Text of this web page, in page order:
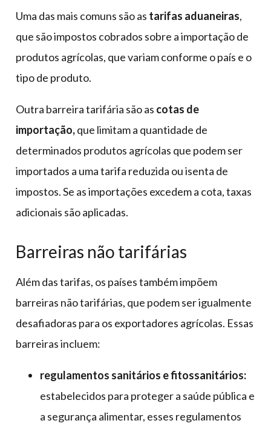
Uma das mais comuns são as tarifas aduaneiras,
que são impostos cobrados sobre a importação de
produtos agrícolas, que variam conforme o país e o
tipo de produto.
Outra barreira tarifária são as cotas de
importação,que limitam a quantidade de
determinados produtos agrícolas que podem ser
importados a uma tarifa reduzida ou isenta de
impostos. Se as importações excedem a cota, taxas
adicionais são aplicadas.
Barreiras não tarifárias
Além das tarifas, os países também impõem
barreiras não tarifárias, que podem ser igualmente
desafiadoras para os exportadores agrícolas. Essas
barreiras incluem:
regulamentos sanitários e fitossanitários:
estabelecidos para proteger a saúde pública e
a segurança alimentar, esses regulamentos